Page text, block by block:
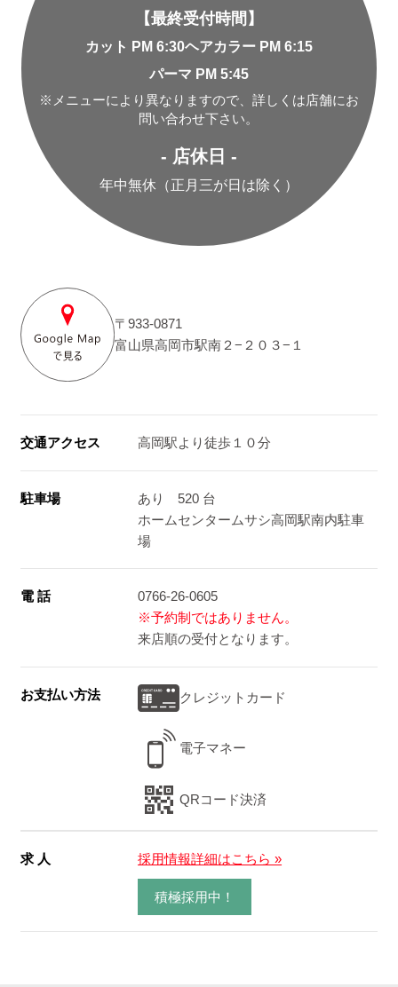
【最終受付時間】
カット PM 6:30ヘアカラー PM 6:15
パーマ PM 5:45
※メニューにより異なりますので、詳しくは店舗にお
問い合わせ下さい。
- 店休日 -
年中無休（正月三が日は除く）
〒933-0871
富山県高岡市駅南２−２０３−１
交通アクセス 高岡駅より徒歩１０分
駐車場
あり 520 台
ホームセンタームサシ高岡駅南内駐車
場
電 話
0766-26-0605
※予約制ではありません。
来店順の受付となります。
お支払い方法 クレジットカード
電子マネー
QRコード決済
求 人 採用情報詳細はこちら »
積極採用中！